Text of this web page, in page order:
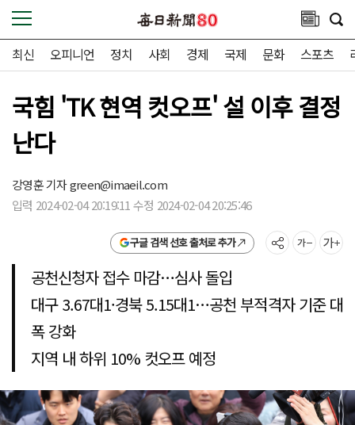
최신 오피니언 정치 사회 경제 국제 문화 스포츠
국힘 'TK 현역 컷오프' 설 이후 결정
난다
강영훈 기자green@imaeil.com
입력 2024-02-04 20:19:11 수정 2024-02-04 20:25:46
구글 검색 선호 출처로 추가
공천신청자 접수 마감…심사 돌입
대구 3.67대1·경북 5.15대1…공천 부적격자 기준 대
폭 강화
지역 내 하위 10% 컷오프 예정